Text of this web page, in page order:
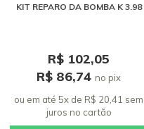
KIT REPARO DA BOMBA K 3.98
R$ 102,05
R$ 86,74 no pix
ou em até 5x de R$ 20,41 sem
juros no cartão